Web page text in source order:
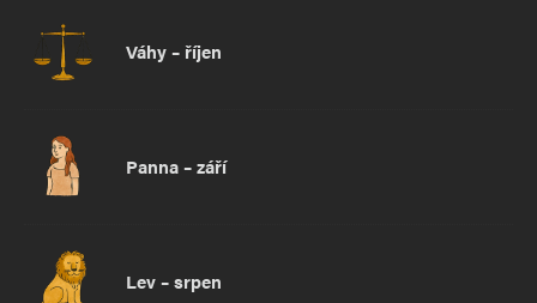
Váhy – říjen
Panna – září
Lev – srpen